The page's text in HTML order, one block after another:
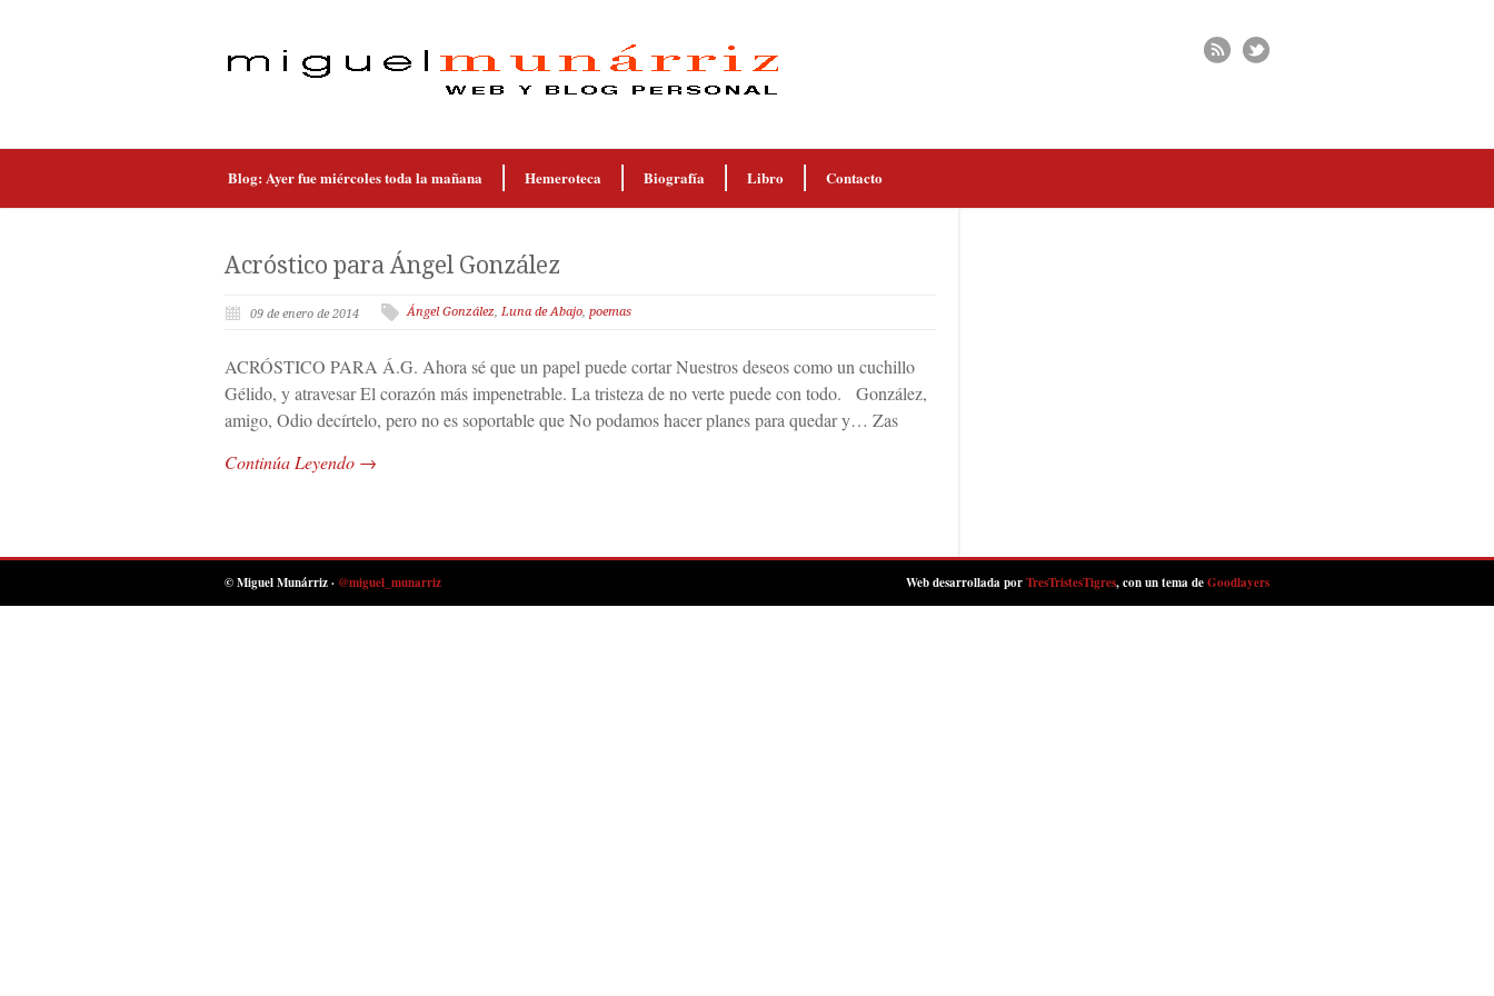
Blog: Ayer fue miércoles toda la mañana Hemeroteca Biografía Libro Contacto
Acróstico para Ángel González
09 de enero de 2014 Ángel González, Luna de Abajo, poemas
ACRÓSTICO PARA Á.G. Ahora sé que un papel puede cortar Nuestros deseos como un cuchillo
Gélido, y atravesar El corazón más impenetrable. La tristeza de no verte puede con todo. González,
amigo, Odio decírtelo, pero no es soportable que No podamos hacer planes para quedar y… Zas
Continúa Leyendo →
© Miguel Munárriz · @miguel_munarriz Web desarrollada porTresTristesTigres, con un tema deGoodlayers